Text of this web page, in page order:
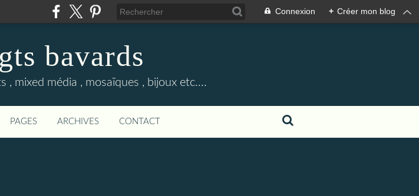
Connexion + Créer mon blog
bavards
, mixed média , mosaïques , bijoux etc....
PAGES ARCHIVES CONTACT